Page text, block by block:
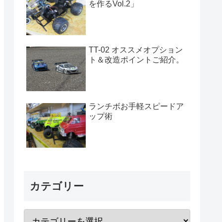
を作るVol.2」
TT-02 オススメオプション
ト＆改造ポイントご紹介。
ランチボお手軽スピードア
ップ術
カテゴリー